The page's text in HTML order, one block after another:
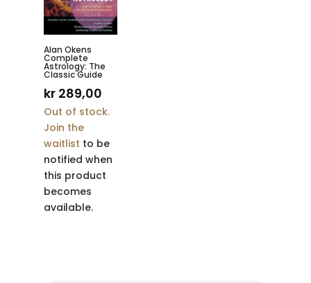
Alan Okens
Complete
Astrology: The
Classic Guide
kr289,00
Out of stock.
Join the
waitlist to be
notified when
this product
becomes
available.